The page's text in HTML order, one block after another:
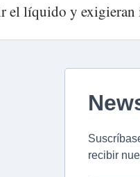
el líquido y exigieran